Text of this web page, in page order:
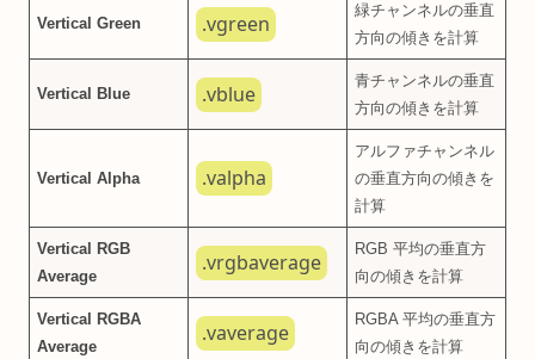
Vertical Green .vgreen
緑チャンネルの垂直
方向の傾きを計算
Vertical Blue .vblue
青チャンネルの垂直
方向の傾きを計算
Vertical Alpha .valpha
アルファチャンネル
の垂直方向の傾きを
計算
Vertical RGB
Average
.vrgbaverage
RGB 平均の垂直方
向の傾きを計算
Vertical RGBA
Average
.vaverage
RGBA 平均の垂直方
向の傾きを計算